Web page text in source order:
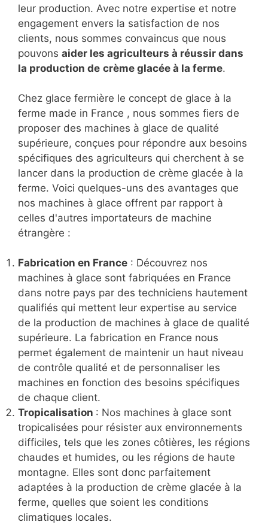
leur production. Avec notre expertise et notre
engagement envers la satisfaction de nos
clients, nous sommes convaincus que nous
pouvons aider les agriculteurs à réussir dans
la production de crème glacée à la ferme.
Chez glace fermière le concept de glace à la
ferme made in France , nous sommes fiers de
proposer des machines à glace de qualité
supérieure, conçues pour répondre aux besoins
spécifiques des agriculteurs qui cherchent à se
lancer dans la production de crème glacée à la
ferme. Voici quelques-uns des avantages que
nos machines à glace offrent par rapport à
celles d'autres importateurs de machine
étrangère :
Fabrication en France : Découvrez nos
machines à glace sont fabriquées en France
dans notre pays par des techniciens hautement
qualifiés qui mettent leur expertise au service
de la production de machines à glace de qualité
supérieure. La fabrication en France nous
permet également de maintenir un haut niveau
de contrôle qualité et de personnaliser les
machines en fonction des besoins spécifiques
de chaque client.
Tropicalisation : Nos machines à glace sont
tropicalisées pour résister aux environnements
difficiles, tels que les zones côtières, les régions
chaudes et humides, ou les régions de haute
montagne. Elles sont donc parfaitement
adaptées à la production de crème glacée à la
ferme, quelles que soient les conditions
climatiques locales.